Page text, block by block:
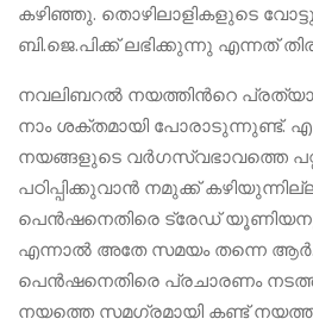
കഴിഞ്ഞു. തൊഴിലാളികളുടെ
ബി.ജെ.പിക്ക് ലഭിക്കുന്നു എന്നത്
നവലിബറൽ നയത്തിന്‍റെ
നാം ശക്തമായി പോരാടുന്നുണ്ട്.
നയങ്ങളുടെ വർഗസ്വഭാവത്തെ
പഠിപ്പിക്കുവാൻ നമുക്ക്
പെൻഷനെതിരെ ട്രേഡ്
എന്നാൽ അതേ സമയം തന്നെ
പെൻഷനെതിരെ പ്രചാരണം
നയത്തെ സമഗ്രമായി കണ്ട്